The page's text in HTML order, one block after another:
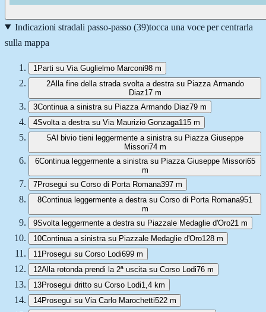
Indicazioni stradali passo-passo (39)tocca una voce per centrarla
sulla mappa
1 Parti su Via Guglielmo Marconi98 m
2Alla fine della strada svolta a destra su Piazza Armando
Diaz17 m
3Continua a sinistra su Piazza Armando Diaz79 m
4Svolta a destra su Via Maurizio Gonzaga115 m
5Al bivio tieni leggermente a sinistra su Piazza Giuseppe
Missori74 m
6Continua leggermente a sinistra su Piazza Giuseppe Missori65
m
7Prosegui su Corso di Porta Romana397 m
8Continua leggermente a destra su Corso di Porta Romana951
m
9Svolta leggermente a destra su Piazzale Medaglie d'Oro21 m
10Continua a sinistra su Piazzale Medaglie d'Oro128 m
11 Prosegui su Corso Lodi699 m
12Alla rotonda prendi la 2ª uscita su Corso Lodi76 m
13Prosegui dritto su Corso Lodi1,4 km
14Prosegui su Via Carlo Marochetti522 m